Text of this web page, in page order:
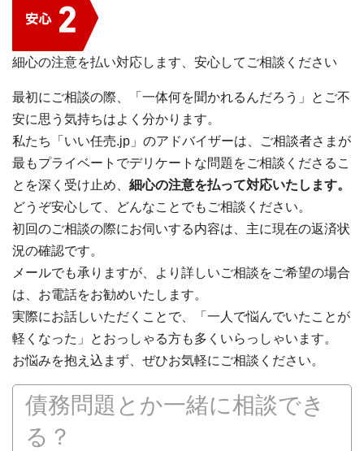
細心の注意を払い対応します、安心してご相談ください
最初にご相談の際、「一体何を聞かれるんだろう」とご不
安に思う気持ちはよく分かります。
私たち「いい任売.jp」のアドバイザーは、ご相談者さまが
最もプライベートでデリケートな問題をご相談くださるこ
とを深く受け止め、 細心の注意を払って対応いたします。
どうぞ安心して、どんなことでもご相談ください。
初回のご相談の際にお伺いする内容は、主に現在の返済状
況の確認です。
メールでも承りますが、より詳しいご相談をご希望の場合
は、お電話をお勧めいたします。
実際にお話しいただくことで、「一人で悩んでいたことが
軽くなった」とおっしゃる方も多くいらっしゃいます。
お悩みを抱え込まず、ぜひお気軽にご相談ください。
債務問題とか一緒に相談でき
る？